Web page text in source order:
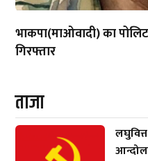
भाकपा(माओवादी) का
गिरफ्तार
ताजा